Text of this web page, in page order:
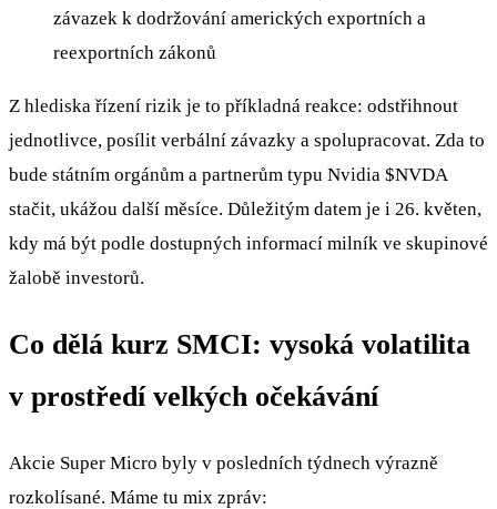
závazek k dodržování amerických exportních a
reexportních zákonů
Z hlediska řízení rizik je to příkladná reakce: odstřihnout
jednotlivce, posílit verbální závazky a spolupracovat. Zda to
bude státním orgánům a partnerům typu Nvidia $NVDA
stačit, ukážou další měsíce. Důležitým datem je i 26. květen,
kdy má být podle dostupných informací milník ve skupinové
žalobě investorů.
Co dělá kurz SMCI: vysoká volatilita
v prostředí velkých očekávání
Akcie Super Micro byly v posledních týdnech výrazně
rozkolísané. Máme tu mix zpráv: